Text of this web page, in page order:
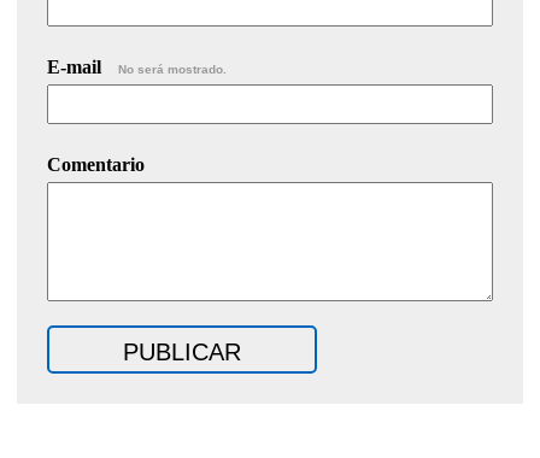
E-mail No será mostrado.
Comentario